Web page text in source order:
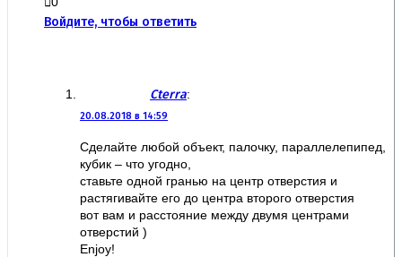
Войдите, чтобы ответить
Cterra:
20.08.2018 в 14:59
Сделайте любой объект, палочку, параллелепипед,
кубик – что угодно,
ставьте одной гранью на центр отверстия и
растягивайте его до центра второго отверстия
вот вам и расстояние между двумя центрами
отверстий )
Enjoy!